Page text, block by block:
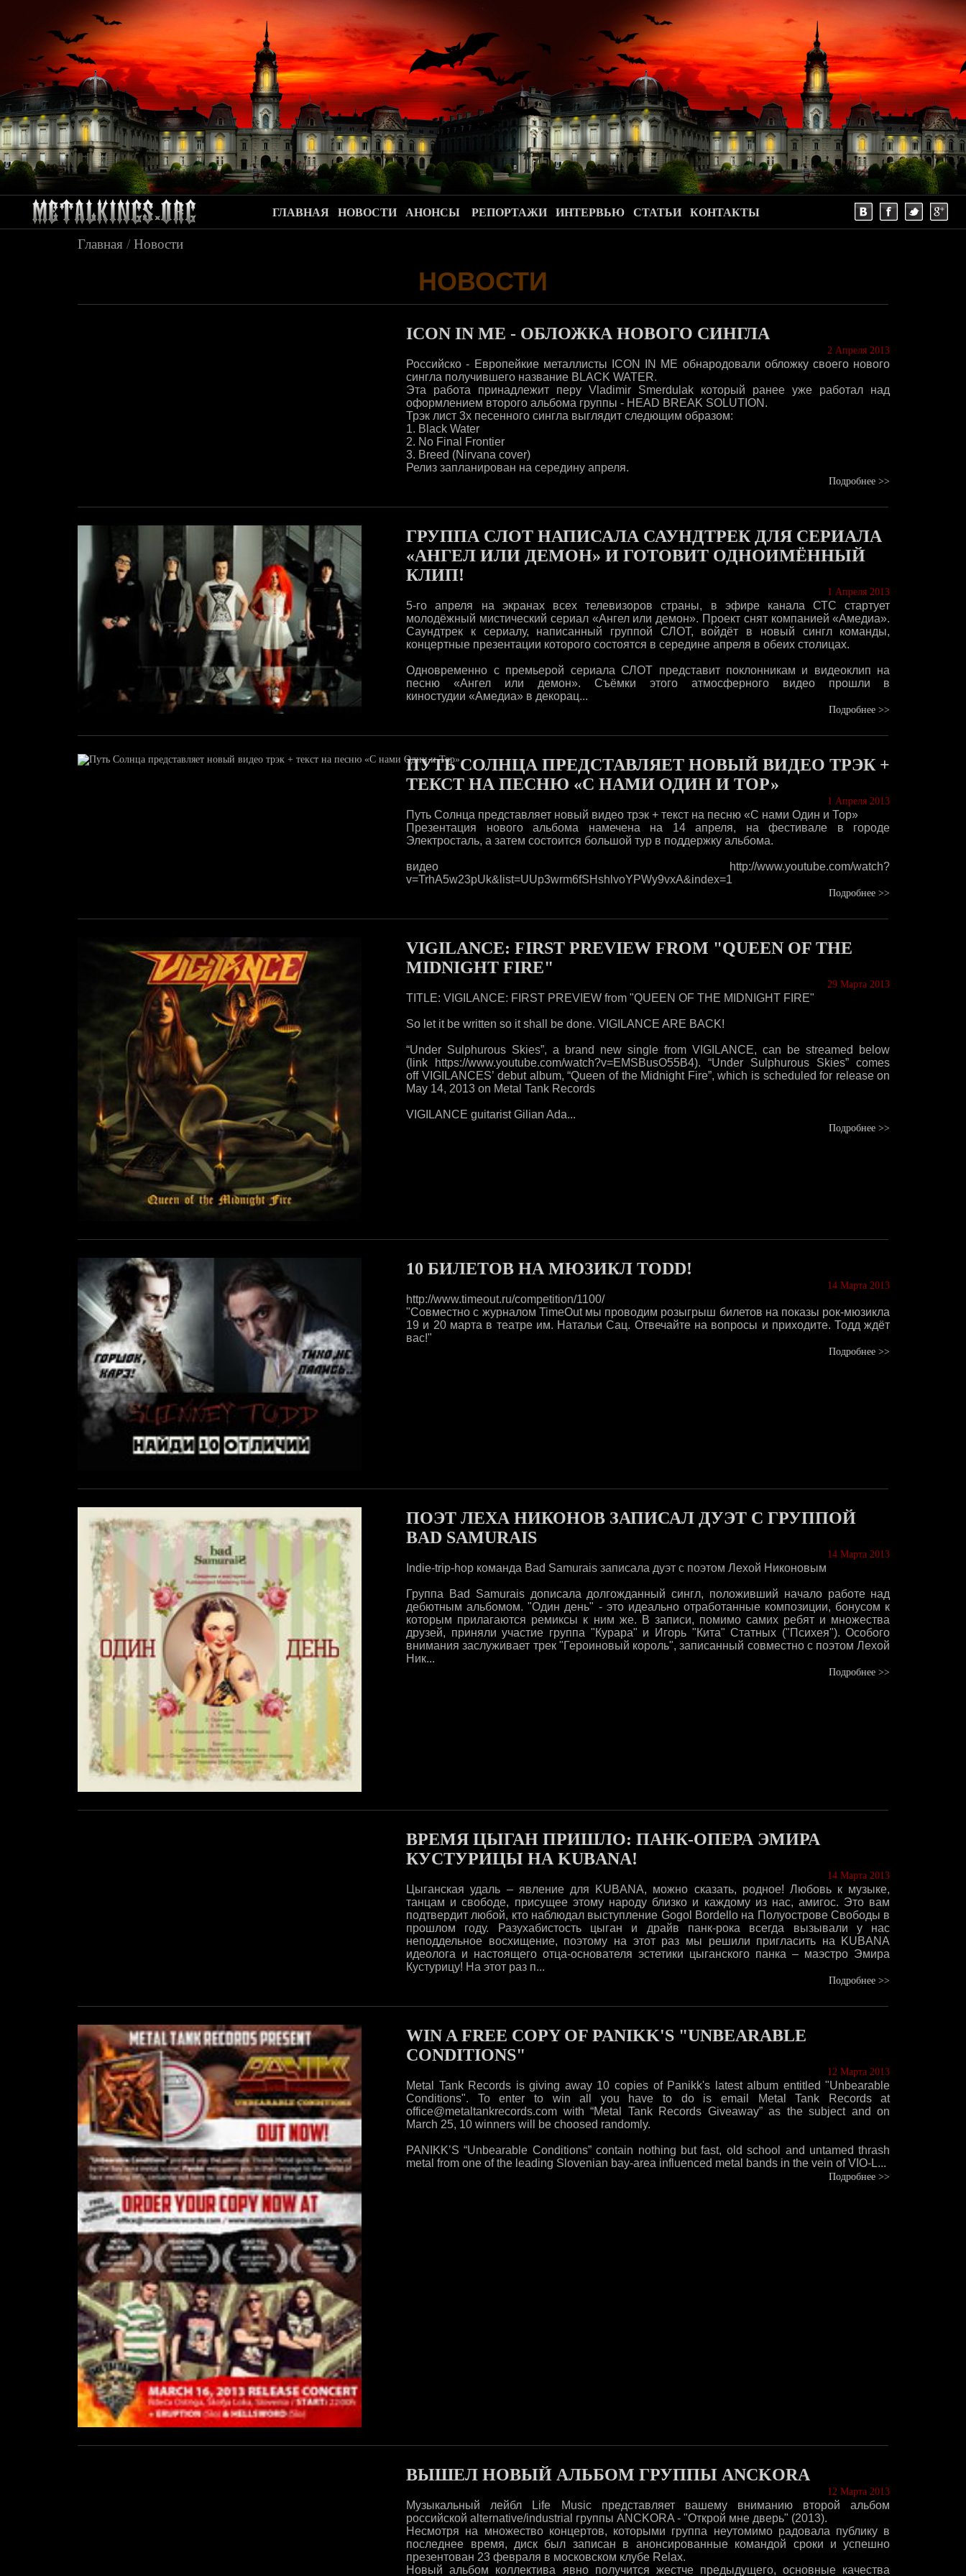
.
ГЛАВНАЯ НОВОСТИ АНОНСЫ РЕПОРТАЖИ ИНТЕРВЬЮ СТАТЬИ КОНТАКТЫ
Главная/ Новости
НОВОСТИ
ICON IN ME - ОБЛОЖКА НОВОГО СИНГЛА
2 Апреля 2013
Российско - Европейкие металлисты ICON IN ME обнародовали обложку своего нового
сингла получившего название BLACK WATER.
Эта работа принадлежит перу Vladimir Smerdulak который ранее уже работал над
оформлением второго альбома группы - HEAD BREAK SOLUTION.
Трэк лист 3х песенного сингла выглядит следющим образом:
1. Black Water
2. No Final Frontier
3. Breed (Nirvana cover)
Релиз запланирован на середину апреля.
Подробнее >>
ГРУППА СЛОТ НАПИСАЛА САУНДТРЕК ДЛЯ СЕРИАЛА
«АНГЕЛ ИЛИ ДЕМОН» И ГОТОВИТ ОДНОИМЁННЫЙ
КЛИП!
1 Апреля 2013
5-го апреля на экранах всех телевизоров страны, в эфире канала СТС стартует
молодёжный мистический сериал «Ангел или демон». Проект снят компанией «Амедиа».
Саундтрек к сериалу, написанный группой СЛОТ, войдёт в новый сингл команды,
концертные презентации которого состоятся в середине апреля в обеих столицах.
Одновременно с премьерой сериала СЛОТ представит поклонникам и видеоклип на
песню «Ангел или демон». Съёмки этого атмосферного видео прошли в
киностудии «Амедиа» в декорац...
Подробнее >>
ПУТЬ СОЛНЦА ПРЕДСТАВЛЯЕТ НОВЫЙ ВИДЕО ТРЭК +
ТЕКСТ НА ПЕСНЮ «С НАМИ ОДИН И ТОР»
1 Апреля 2013
Путь Солнца представляет новый видео трэк + текст на песню «С нами Один и Тор»
Презентация нового альбома намечена на 14 апреля, на фестивале в городе
Электросталь, а затем состоится большой тур в поддержку альбома.
видео http://www.youtube.com/watch?
v=TrhA5w23pUk&list=UUp3wrm6fSHshlvoYPWy9vxA&index=1
Подробнее >>
VIGILANCE: FIRST PREVIEW FROM "QUEEN OF THE
MIDNIGHT FIRE"
29 Марта 2013
TITLE: VIGILANCE: FIRST PREVIEW from "QUEEN OF THE MIDNIGHT FIRE"
So let it be written so it shall be done. VIGILANCE ARE BACK!
“Under Sulphurous Skies”, a brand new single from VIGILANCE, can be streamed below
(link https://www.youtube.com/watch?v=EMSBusO55B4). “Under Sulphurous Skies” comes
off VIGILANCES’ debut album, “Queen of the Midnight Fire”, which is scheduled for release on
May 14, 2013 on Metal Tank Records
VIGILANCE guitarist Gilian Ada...
Подробнее >>
10 БИЛЕТОВ НА МЮЗИКЛ TODD!
14 Марта 2013
http://www.timeout.ru/competition/1100/
"Совместно с журналом TimeOut мы проводим розыгрыш билетов на показы рок-мюзикла
19 и 20 марта в театре им. Натальи Сац. Отвечайте на вопросы и приходите. Тодд ждёт
вас!"
Подробнее >>
ПОЭТ ЛЕХА НИКОНОВ ЗАПИСАЛ ДУЭТ С ГРУППОЙ
BAD SAMURAIS
14 Марта 2013
Indie-trip-hop команда Bad Samurais записала дуэт с поэтом Лехой Никоновым
Группа Bad Samurais дописала долгожданный сингл, положивший начало работе над
дебютным альбомом. "Один день" - это идеально отработанные композиции, бонусом к
которым прилагаются ремиксы к ним же. В записи, помимо самих ребят и множества
друзей, приняли участие группа "Курара" и Игорь "Кита" Статных ("Психея"). Особого
внимания заслуживает трек "Героиновый король", записанный совместно с поэтом Лехой
Ник...
Подробнее >>
ВРЕМЯ ЦЫГАН ПРИШЛО: ПАНК-ОПЕРА ЭМИРА
КУСТУРИЦЫ НА KUBANA!
14 Марта 2013
Цыганская удаль – явление для KUBANA, можно сказать, родное! Любовь к музыке,
танцам и свободе, присущее этому народу близко и каждому из нас, амигос. Это вам
подтвердит любой, кто наблюдал выступление Gogol Bordello на Полуострове Свободы в
прошлом году. Разухабистость цыган и драйв панк-рока всегда вызывали у нас
неподдельное восхищение, поэтому на этот раз мы решили пригласить на KUBANA
идеолога и настоящего отца-основателя эстетики цыганского панка – маэстро Эмира
Кустурицу! На этот раз п...
Подробнее >>
WIN A FREE COPY OF PANIKK'S "UNBEARABLE
CONDITIONS"
12 Марта 2013
Metal Tank Records is giving away 10 copies of Panikk's latest album entitled "Unbearable
Conditions". To enter to win all you have to do is email Metal Tank Records at
office@metaltankrecords.com with “Metal Tank Records Giveaway” as the subject and on
March 25, 10 winners will be choosed randomly.
PANIKK’S “Unbearable Conditions” contain nothing but fast, old school and untamed thrash
metal from one of the leading Slovenian bay-area influenced metal bands in the vein of VIO-L...
Подробнее >>
ВЫШЕЛ НОВЫЙ АЛЬБОМ ГРУППЫ ANCKORA
12 Марта 2013
Музыкальный лейбл Life Music представляет вашему вниманию второй альбом
российской alternative/industrial группы ANCKORA - "Открой мне дверь" (2013).
Несмотря на множество концертов, которыми группа неутомимо радовала публику в
последнее время, диск был записан в анонсированные командой сроки и успешно
презентован 23 февраля в московском клубе Relax.
Новый альбом коллектива явно получится жестче предыдущего, основные качества